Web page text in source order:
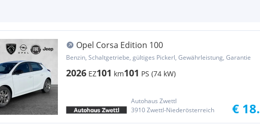
Opel Corsa Edition 100
Benzin, Schaltgetriebe, gültiges Pickerl, Gewährleistung, Garantie
2026 EZ101 km101 PS (74 kW)
Autohaus Zwettl
3910 Zwettl-Niederösterreich
€